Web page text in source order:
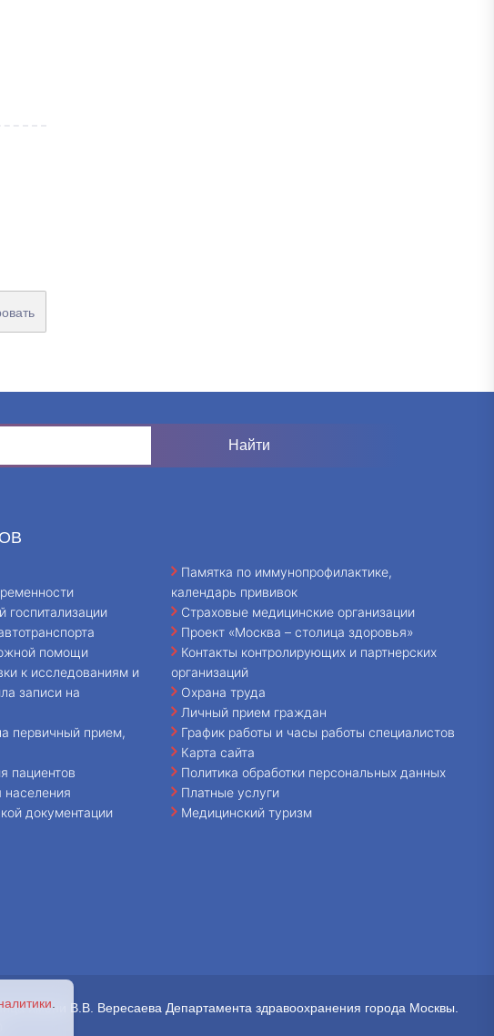
госпитализации
помощи
к исследованиям и
записи на
первичный прием,
пациентов
населения
документации
Памятка по иммунопрофилактике,
календарь прививок
Страховые медицинские организации
Проект «Москва – столица здоровья»
Контакты контролирующих и партнерских
организаций
Охрана труда
Личный прием граждан
График работы и часы работы специалистов
Карта сайта
Политика обработки персональных данных
Платные услуги
Медицинский туризм
имени В.В. Вересаева Департамента здравоохранения города Москвы.